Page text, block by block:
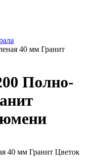
40 мм Гранит
Полно-